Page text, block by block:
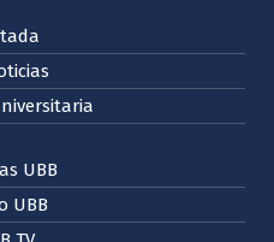
UBB
UBB